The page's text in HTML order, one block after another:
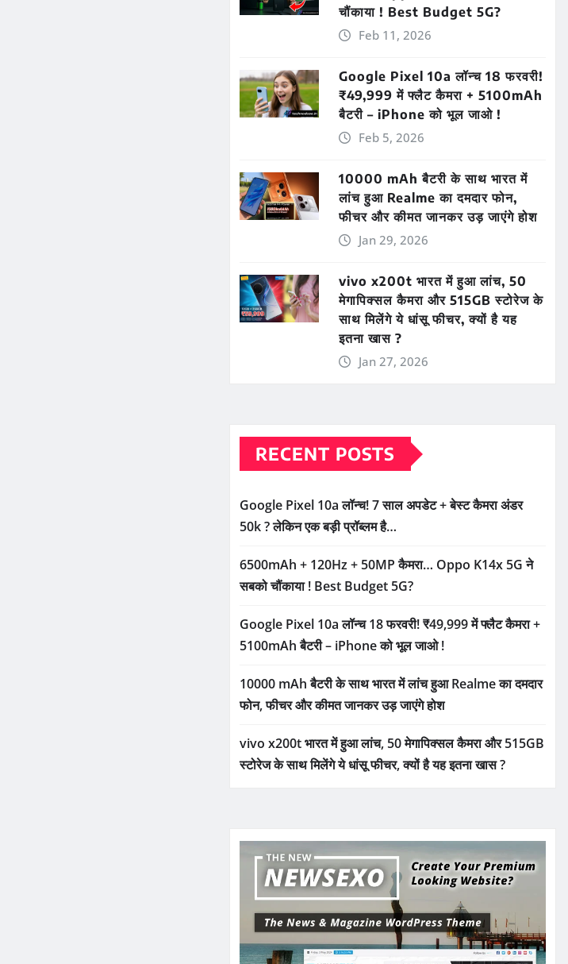
चौंकाया ! Best Budget 5G?
Feb 11, 2026
Google Pixel 10a लॉन्च 18 फरवरी!
₹49,999 में फ्लैट कैमरा + 5100mAh
बैटरी – iPhone को भूल जाओ !
Feb 5, 2026
10000 mAh बैटरी के साथ भारत में
लांच हुआ Realme का दमदार फोन,
फीचर और कीमत जानकर उड़ जाएंगे होश
Jan 29, 2026
vivo x200t भारत में हुआ लांच, 50
मेगापिक्सल कैमरा और 515GB स्टोरेज के
साथ मिलेंगे ये धांसू फीचर, क्यों है यह
इतना खास ?
Jan 27, 2026
RECENT POSTS
Google Pixel 10a लॉन्च! 7 साल अपडेट + बेस्ट कैमरा अंडर
50k ? लेकिन एक बड़ी प्रॉब्लम है…
6500mAh + 120Hz + 50MP कैमरा… Oppo K14x 5G ने
सबको चौंकाया ! Best Budget 5G?
Google Pixel 10a लॉन्च 18 फरवरी! ₹49,999 में फ्लैट कैमरा +
5100mAh बैटरी – iPhone को भूल जाओ !
10000 mAh बैटरी के साथ भारत में लांच हुआ Realme का दमदार
फोन, फीचर और कीमत जानकर उड़ जाएंगे होश
vivo x200t भारत में हुआ लांच, 50 मेगापिक्सल कैमरा और 515GB
स्टोरेज के साथ मिलेंगे ये धांसू फीचर, क्यों है यह इतना खास ?